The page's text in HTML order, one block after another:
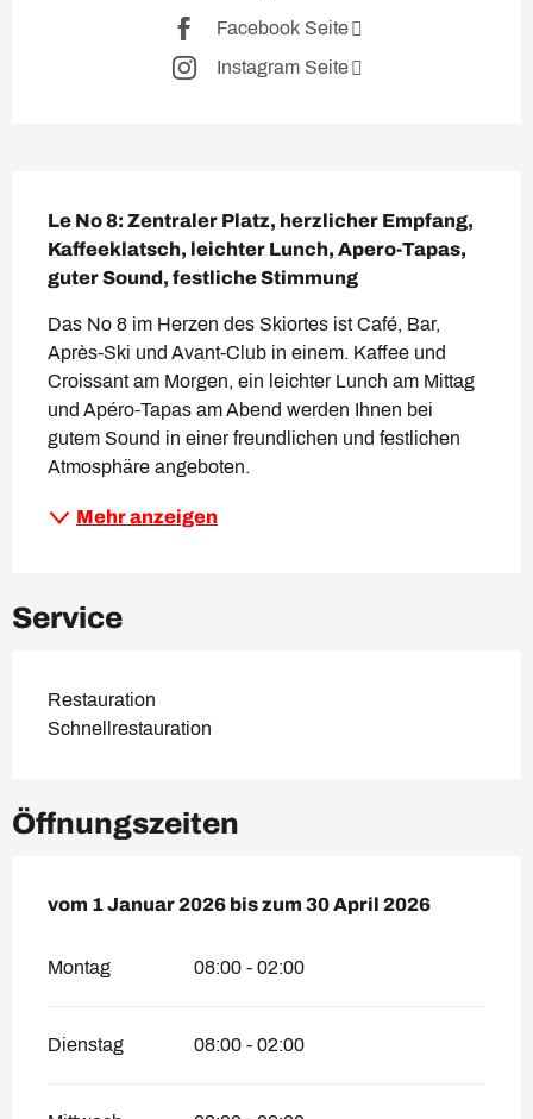
Facebook Seite
Instagram Seite
Le No 8: Zentraler Platz, herzlicher Empfang,
Kaffeeklatsch, leichter Lunch, Apero-Tapas,
guter Sound, festliche Stimmung
Das No 8 im Herzen des Skiortes ist Café, Bar,
Après-Ski und Avant-Club in einem. Kaffee und
Croissant am Morgen, ein leichter Lunch am Mittag
und Apéro-Tapas am Abend werden Ihnen bei
gutem Sound in einer freundlichen und festlichen
Atmosphäre angeboten.
Mehr anzeigen
Service
Restauration
Schnellrestauration
Öffnungszeiten
vom 1 Januar 2026 bis zum 30 April 2026
vom 1 Januar 2026 bis zum 30 April 2026
Montag 08:00 - 02:00
Dienstag 08:00 - 02:00